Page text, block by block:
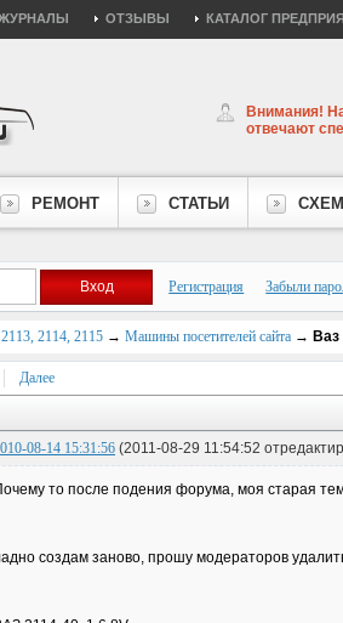
ОТЗЫВЫ КАТАЛОГ
Внимания!
отвечают
РЕМОНТ СТАТЬИ
Регистрация Забыли
2114, 2115 → Машины посетителей сайта → Ваз
Далее
08-14 15:31:56 (2011-08-29 11:54:52
то после подения форума, моя старая
создам заново, прошу модераторов